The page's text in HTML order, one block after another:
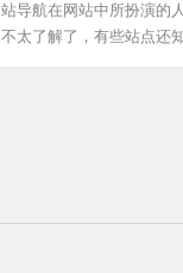
站导航在网站中所扮演的
不太了解了，有些站点还